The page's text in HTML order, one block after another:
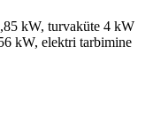
kW, turvaküte 4 kW
kW, elektri tarbimine